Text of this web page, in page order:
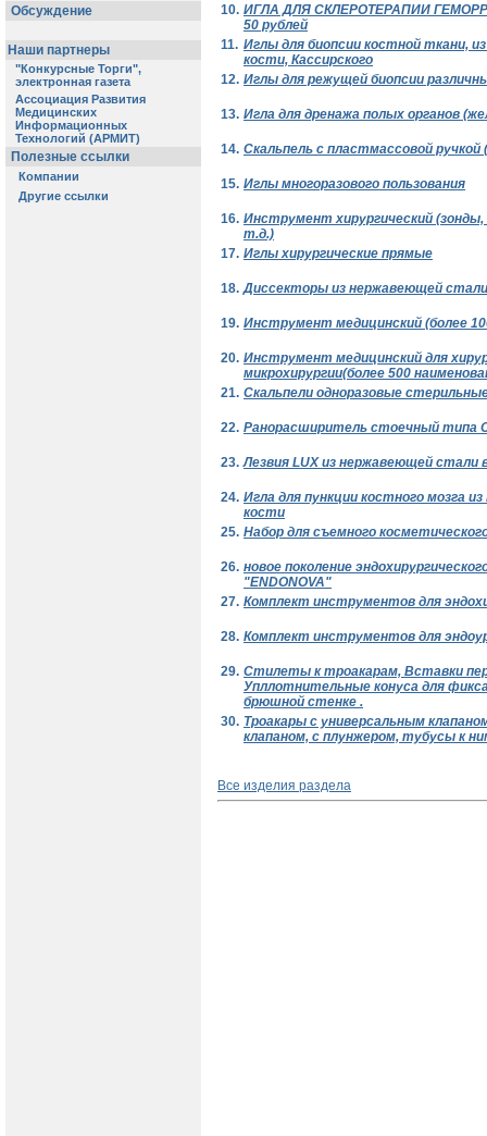
10. ИГЛА ДЛЯ СКЛЕРОТЕРАПИИ
50 рублей
11. Иглы для биопсии костной ткани,
кости, Кассирского
12. Иглы для режущей биопсии
13. Игла для дренажа полых органов
14. Скальпель с пластмассовой ручкой
15. Иглы многоразового пользования
16. Инструмент хирургический
т.д.)
17. Иглы хирургические прямые
18. Диссекторы из нержавеющей
19. Инструмент медицинский (более
20. Инструмент медицинский для
микрохирургии(более 500
21. Скальпели одноразовые стерильные
22. Ранорасширитель стоечный типа
23. Лезвия LUX из нержавеющей стали
24. Игла для пункции костного мозга
кости
25. Набор для съемного
26. новое поколение
"ENDONOVA"
27. Комплект инструментов для
28. Комплект инструментов для
29. Стилеты к троакарам, Вставки
Упллотнительные конуса для
брюшной стенке .
30. Троакары с универсальным
клапаном, с плунжером, тубусы к
Все изделия раздела